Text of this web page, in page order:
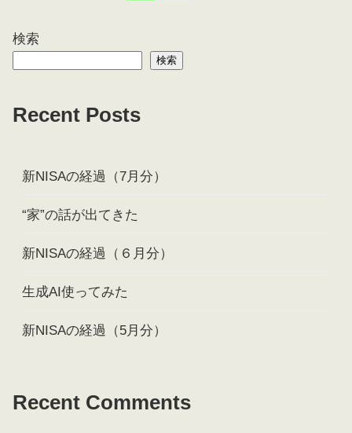
検索
検索
Recent Posts
新NISAの経過（7月分）
“家”の話が出てきた
新NISAの経過（６月分）
生成AI使ってみた
新NISAの経過（5月分）
Recent Comments